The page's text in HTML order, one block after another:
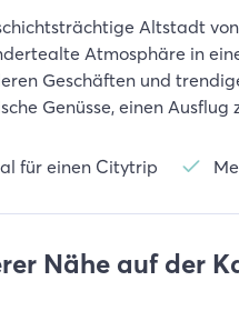
Altstadt
Atmosphäre in
Geschäften und
Genüsse, einen
für einen Citytrip
Nähe auf der